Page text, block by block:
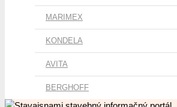
MARIMEX
KONDELA
AVITA
BERGHOFF